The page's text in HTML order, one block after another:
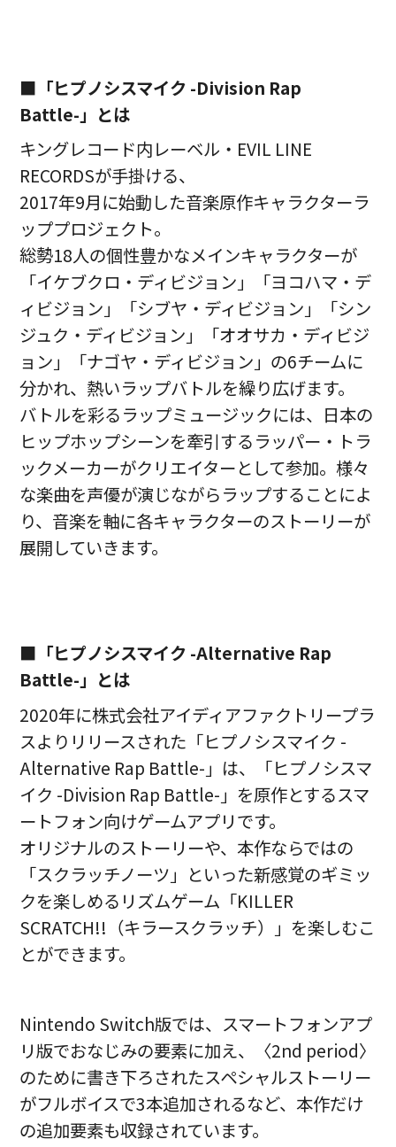
■ 「ヒプノシスマイク -Division Rap
Battle-」とは
キングレコード内レーベル・EVIL LINE
RECORDSが手掛ける、
2017年9月に始動した音楽原作キャラクターラ
ッププロジェクト。
総勢18人の個性豊かなメインキャラクターが
「イケブクロ・ディビジョン」「ヨコハマ・デ
ィビジョン」「シブヤ・ディビジョン」「シン
ジュク・ディビジョン」「オオサカ・ディビジ
ョン」「ナゴヤ・ディビジョン」の6チームに
分かれ、熱いラップバトルを繰り広げます。
バトルを彩るラップミュージックには、日本の
ヒップホップシーンを牽引するラッパー・トラ
ックメーカーがクリエイターとして参加。様々
な楽曲を声優が演じながらラップすることによ
り、音楽を軸に各キャラクターのストーリーが
展開していきます。
■ 「ヒプノシスマイク -Alternative Rap
Battle-」とは
2020年に株式会社アイディアファクトリープラ
スよりリリースされた「ヒプノシスマイク -
Alternative Rap Battle-」は、「ヒプノシスマ
イク -Division Rap Battle-」を原作とするスマ
ートフォン向けゲームアプリです。
オリジナルのストーリーや、本作ならではの
「スクラッチノーツ」といった新感覚のギミッ
クを楽しめるリズムゲーム「KILLER
SCRATCH!!（キラースクラッチ）」を楽しむこ
とができます。
Nintendo Switch版では、スマートフォンアプ
リ版でおなじみの要素に加え、〈2nd period〉
のために書き下ろされたスペシャルストーリー
がフルボイスで3本追加されるなど、本作だけ
の追加要素も収録されています。